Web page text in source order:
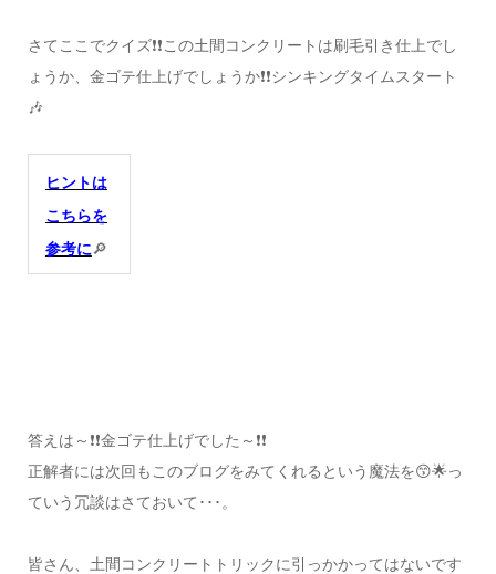
さてここでクイズ❗❗この土間コンクリートは刷毛引き仕上でし
ょうか、金ゴテ仕上げでしょうか❗❗シンキングタイムスタート
🎶
ヒントは
こちらを
参考に🔎
答えは～❗❗金ゴテ仕上げでした～❗❗
正解者には次回もこのブログをみてくれるという魔法を😙🌟っ
ていう冗談はさておいて･･･。
皆さん、土間コンクリートトリックに引っかかってはないです